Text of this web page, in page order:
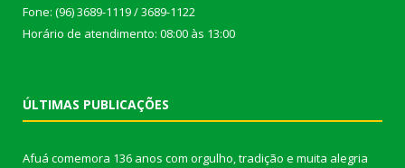
Fone: (96) 3689-1119 / 3689-1122
Horário de atendimento: 08:00 às 13:00
ÚLTIMAS PUBLICAÇÕES
Afuá comemora 136 anos com orgulho, tradição e muita alegria